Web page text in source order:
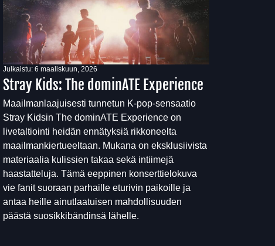
Julkaistu: 6 maaliskuun, 2026
Stray Kids: The dominATE Experience
Maailmanlaajuisesti tunnetun K-pop-sensaatio
Stray Kidsin The dominATE Experience on
livetaltiointi heidän ennätyksiä rikkoneelta
maailmankiertueeltaan. Mukana on eksklusiivista
materiaalia kulissien takaa sekä intiimejä
haastatteluja. Tämä eeppinen konserttielokuva
vie fanit suoraan parhaille eturivin paikoille ja
antaa heille ainutlaatuisen mahdollisuuden
päästä suosikkibändinsä lähelle.